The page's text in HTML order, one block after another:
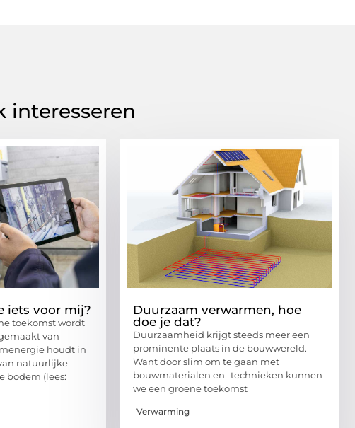
interesseren
iets voor mij?
toekomst wordt
van
houdt in
natuurlijke
bodem (lees:
Duurzaam verwarmen, hoe
doe je dat?
Duurzaamheid krijgt steeds meer een
prominente plaats in de bouwwereld.
Want door slim om te gaan met
bouwmaterialen en -technieken kunnen
we een groene toekomst
Verwarming